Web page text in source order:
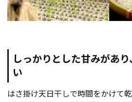
しっかりとした甘みがあ
い
はさ掛け天日干しで時間をかけて